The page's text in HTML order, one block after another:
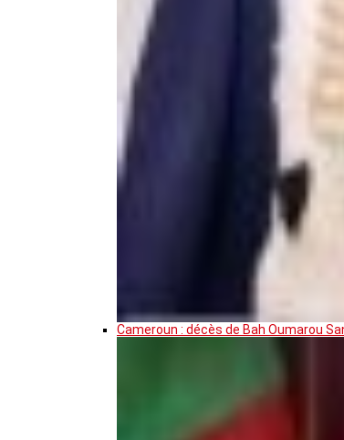
Cameroun : décès de Bah Oumarou